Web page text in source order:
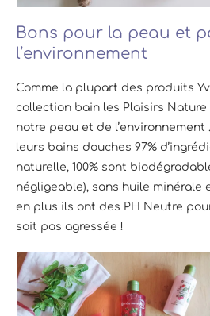
Bons pour la peau et
l’environnement
Comme la plupart des produits
collection bain les Plaisirs
notre peau et de l’environnement
leurs bains douches 97%
naturelle, 100% sont
négligeable), sans huile minérale
en plus ils ont des PH Neutre
soit pas agressée !